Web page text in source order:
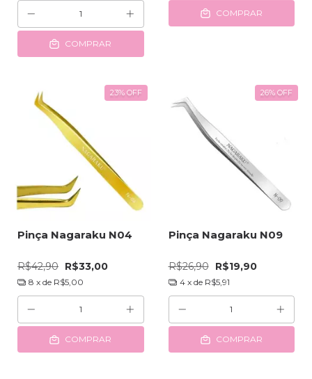
COMPRAR
COMPRAR
23% OFF
Pinça Nagaraku N04
R$42,90 R$33,00
8 x de R$5,00
COMPRAR
26% OFF
Pinça Nagaraku N09
R$26,90 R$19,90
4 x de R$5,91
COMPRAR